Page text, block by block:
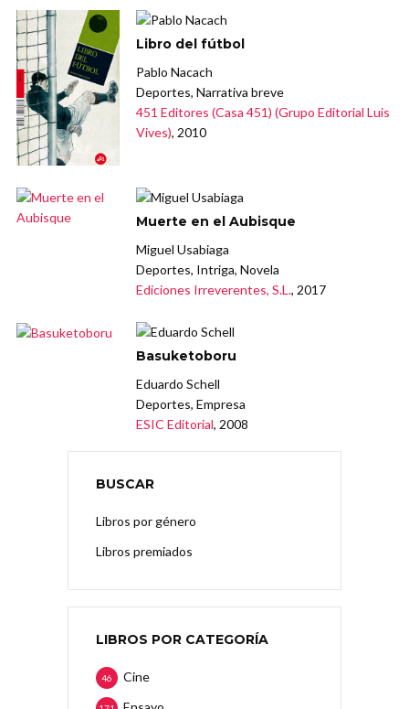
Libro del fútbol
Pablo Nacach
Deportes, Narrativa breve
451 Editores (Casa 451) (Grupo Editorial Luis
Vives), 2010
Muerte en el Aubisque
Miguel Usabiaga
Deportes, Intriga, Novela
Ediciones Irreverentes, S.L., 2017
Basuketoboru
Eduardo Schell
Deportes, Empresa
ESIC Editorial, 2008
BUSCAR
Libros por género
Libros premiados
LIBROS POR CATEGORÍA
Cine
46